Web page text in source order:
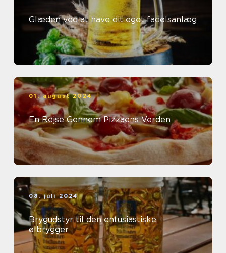
Glæden ved at have dit eget fadølsanlæg
01. august 2024
En Rejse Gennem Pizzaens Verden
08. juli 2024
Brygudstyr til den entusiastiske
ølbrygger